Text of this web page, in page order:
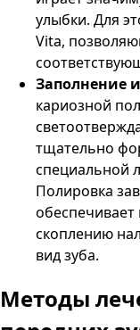
улыбки. Для
Vita,
Заполнение
кариозной
тщательно
специальной
Полировка
обеспечивает
скоплению
вид зуба.
Методы